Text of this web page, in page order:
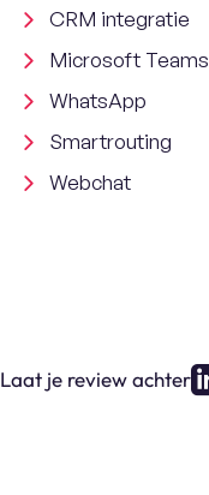
CRM integratie
Microsoft Teams
WhatsApp
Smartrouting
Webchat
Laat je review achter